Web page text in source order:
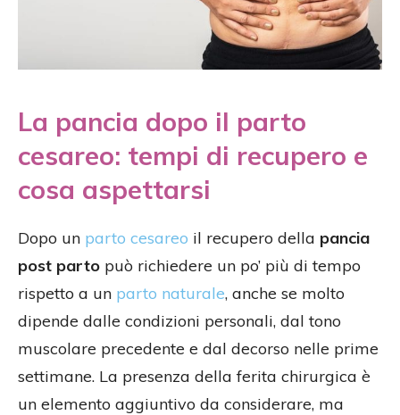
La pancia dopo il parto
cesareo: tempi di recupero e
cosa aspettarsi
Dopo un parto cesareo il recupero della pancia
post parto può richiedere un po’ più di tempo
rispetto a un parto naturale, anche se molto
dipende dalle condizioni personali, dal tono
muscolare precedente e dal decorso nelle prime
settimane. La presenza della ferita chirurgica è
un elemento aggiuntivo da considerare, ma